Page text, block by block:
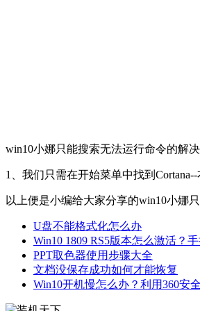
win10小娜只能搜索无法运行命令的解决
1、我们只需在开始菜单中找到
以上便是小编给大家分享的win10小娜
U盘不能格式化怎么办
Win10 1809 RS5版本怎么激活？
PPT取色器使用步骤大全
文档没保存成功如何才能恢复
Win10开机慢怎么办？利用360安